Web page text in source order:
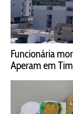
Funcionária
Aperam em